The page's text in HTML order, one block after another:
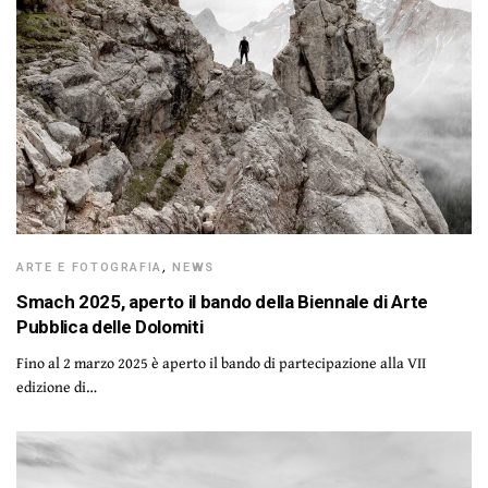
ARTE E FOTOGRAFIA,NEWS
Smach 2025, aperto il bando della Biennale di Arte
Pubblica delle Dolomiti
Fino al 2 marzo 2025 è aperto il bando di partecipazione alla VII
edizione di…